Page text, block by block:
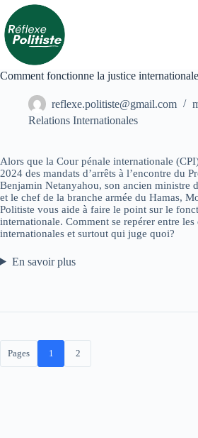
Passer
au
contenu
Comment fonctionne la justice
reflexe.politiste@gmail.com
Relations Internationales
Alors que la Cour pénale internationale
2024 des mandats d’arrêts à l’encontre du
Benjamin Netanyahou, son ancien ministre
et le chef de la branche armée du Hamas,
Politiste vous aide à faire le point sur le
internationale. Comment se repérer entre
internationales et surtout qui juge quoi?
En savoir plus
Pages 1 2